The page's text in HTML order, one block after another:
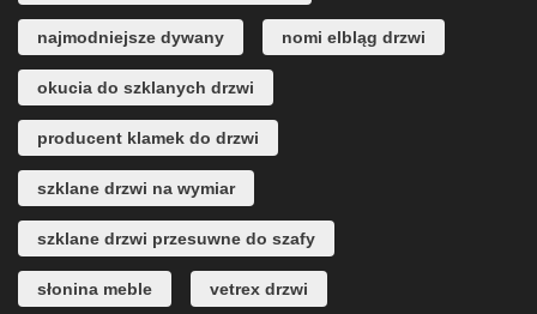
najmodniejsze dywany nomi elbląg drzwi
okucia do szklanych drzwi
producent klamek do drzwi
szklane drzwi na wymiar
szklane drzwi przesuwne do szafy
słonina meble vetrex drzwi